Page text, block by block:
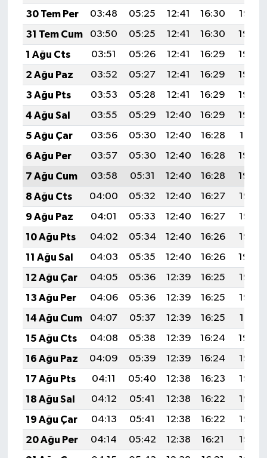
30 Tem Per
03:48 05:25 12:41 16:30
19:47
31 Tem Cum
03:50 05:25 12:41 16:30
19:46
1 Ağu Cts
03:51 05:26 12:41 16:29
19:45
2 Ağu Paz
03:52 05:27 12:41 16:29
19:44
3 Ağu Pts
03:53 05:28 12:41 16:29
19:43
4 Ağu Sal
03:55 05:29 12:40 16:29
19:42
5 Ağu Çar
03:56 05:30 12:40 16:28
19:41
6 Ağu Per
03:57 05:30 12:40 16:28
19:40
7 Ağu Cum
03:58 05:31 12:40 16:28
19:39
8 Ağu Cts
04:00 05:32 12:40 16:27
19:38
9 Ağu Paz
04:01 05:33 12:40 16:27
19:37
10 Ağu Pts
04:02 05:34 12:40 16:26
19:36
11 Ağu Sal
04:03 05:35 12:40 16:26
19:34
12 Ağu Çar
04:05 05:36 12:39 16:25
19:33
13 Ağu Per
04:06 05:36 12:39 16:25
19:32
14 Ağu Cum
04:07 05:37 12:39 16:25
19:31
15 Ağu Cts
04:08 05:38 12:39 16:24
19:30
16 Ağu Paz
04:09 05:39 12:39 16:24
19:28
17 Ağu Pts
04:11 05:40 12:38 16:23
19:27
18 Ağu Sal
04:12 05:41 12:38 16:22
19:26
19 Ağu Çar
04:13 05:41 12:38 16:22
19:25
20 Ağu Per
04:14 05:42 12:38 16:21
19:23